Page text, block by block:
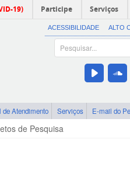
19) Participe Serviços
ACESSIBILIDADE ALTO
de Atendimento Serviços E-mail do
de Pesquisa